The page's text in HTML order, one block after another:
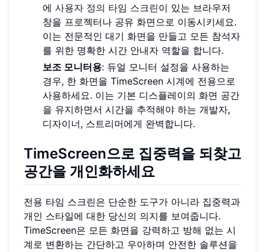
에 사용자 정의 타임 스크린이 있는 브라우저
창을 프로젝터나 공유 화면으로 이동시키세요.
이는 전문적인 대기 화면을 만들고 모든 참석자
를 위한 명확한 시간 안내자 역할을 합니다.
보조 모니터용: 듀얼 모니터 설정을 사용하는
경우, 한 화면을 TimeScreen 시계에 전용으로
사용하세요. 이는 기본 디스플레이의 화면 공간
을 유지하면서 시간을 추적해야 하는 개발자,
디자이너, 스트리머에게 완벽합니다.
TimeScreen으로 집중력을 되찾고
공간을 개인화하세요
전용 타임 스크린은 단순한 도구가 아니라 집중력과
개인 스타일에 대한 당신의 의지를 보여줍니다.
TimeScreen은 모든 화면을 강력하고 방해 없는 시
계로 변환하는 간단하고 우아하며 안전한 솔루션을